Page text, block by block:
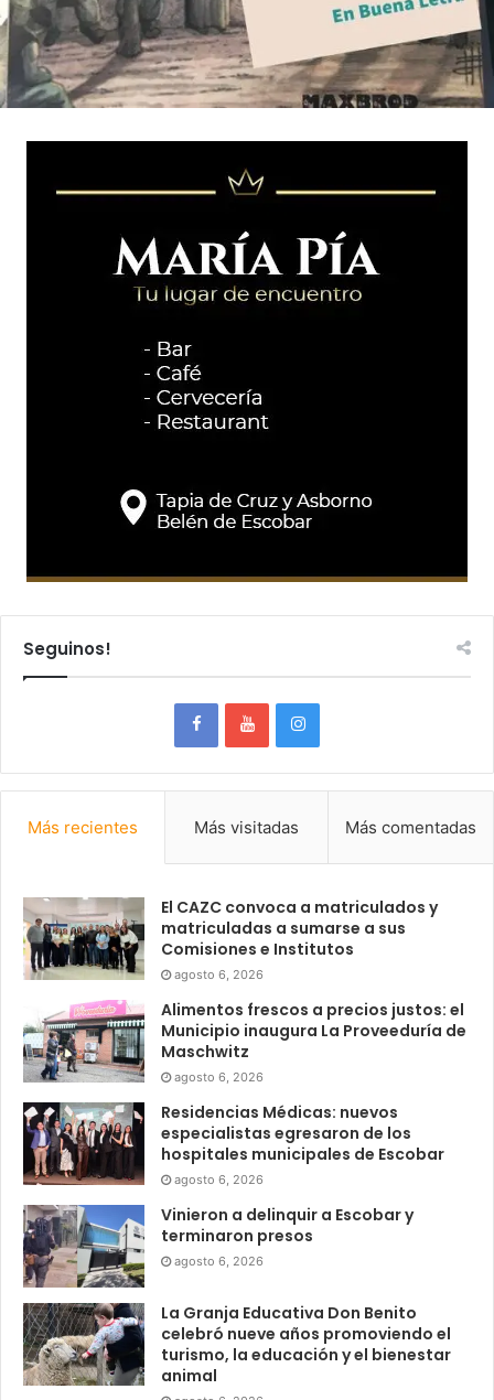
Seguinos!
Más recientes Más visitadas Más comentadas
El CAZC convoca a matriculados y
matriculadas a sumarse a sus
Comisiones e Institutos
agosto 6, 2026
Alimentos frescos a precios justos: el
Municipio inaugura La Proveeduría de
Maschwitz
agosto 6, 2026
Residencias Médicas: nuevos
especialistas egresaron de los
hospitales municipales de Escobar
agosto 6, 2026
Vinieron a delinquir a Escobar y
terminaron presos
agosto 6, 2026
La Granja Educativa Don Benito
celebró nueve años promoviendo el
turismo, la educación y el bienestar
animal